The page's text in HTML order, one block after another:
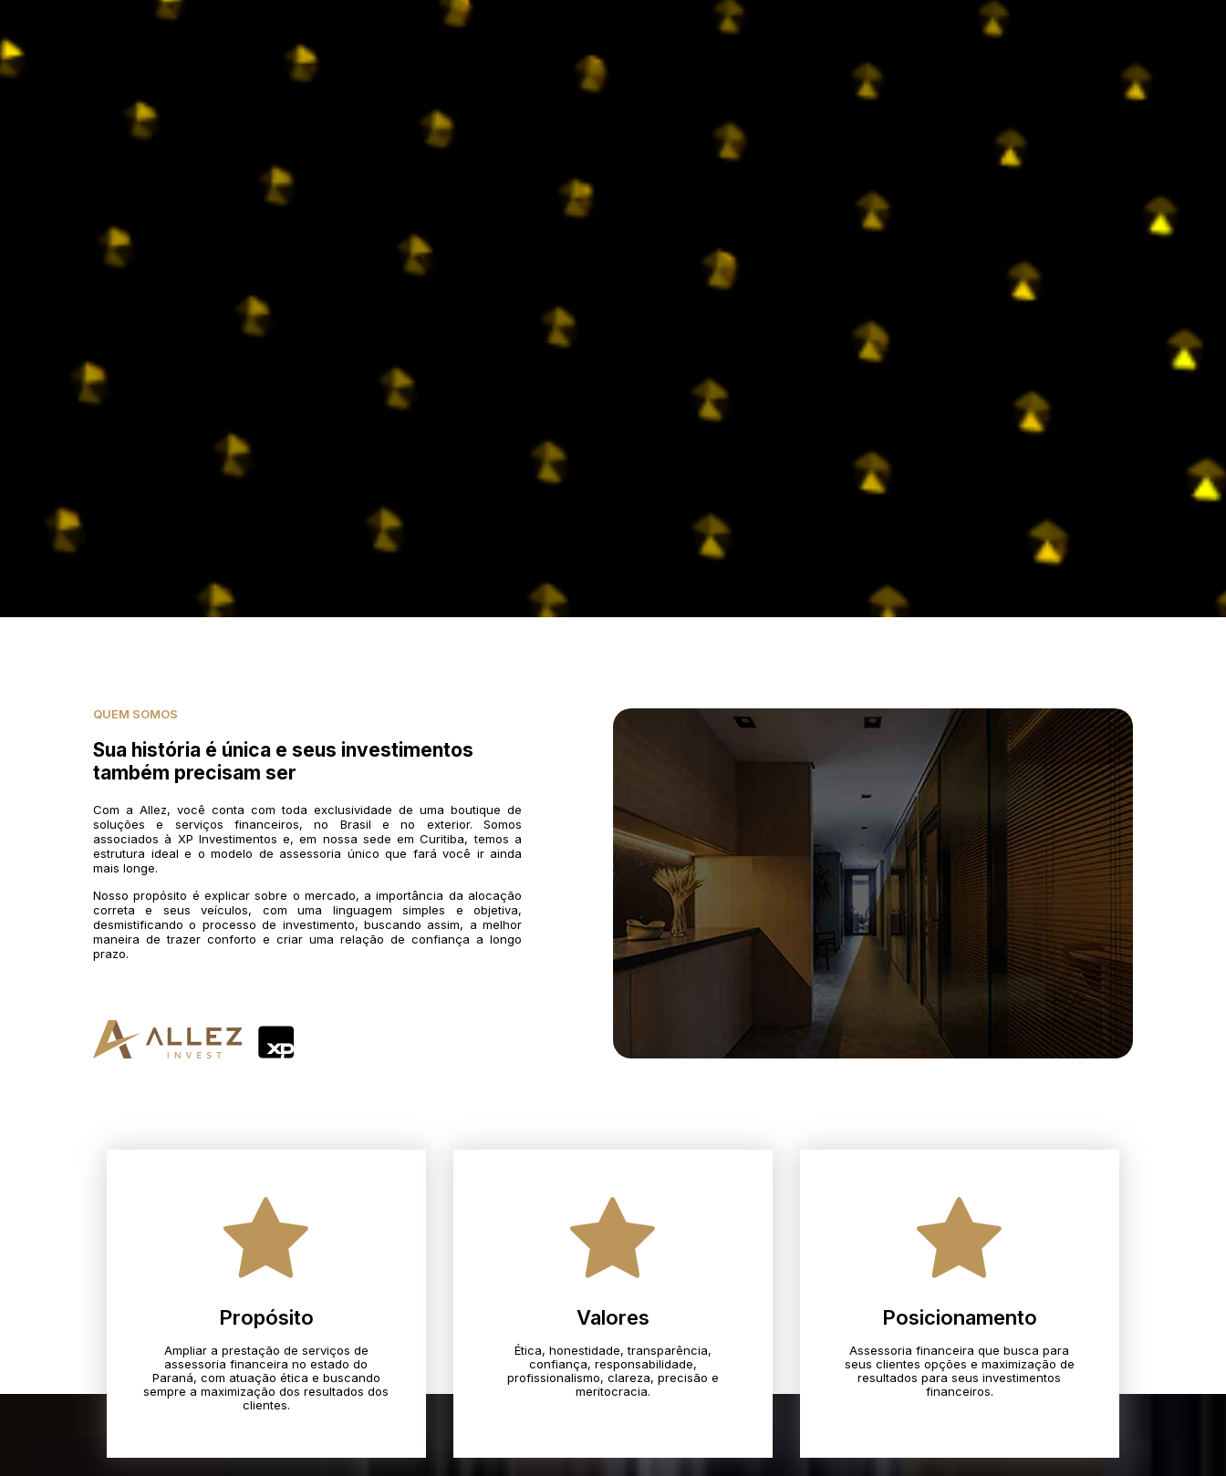
QUEM SOMOS
Sua história é única e seus investimentos
também precisam ser
Com a Allez, você conta com toda exclusividade de uma boutique de
soluções e serviços financeiros, no Brasil e no exterior. Somos
associados à XP Investimentos e, em nossa sede em Curitiba, temos a
estrutura ideal e o modelo de assessoria único que fará você ir ainda
mais longe.
Nosso propósito é explicar sobre o mercado, a importância da alocação
correta e seus veículos, com uma linguagem simples e objetiva,
desmistificando o processo de investimento, buscando assim, a melhor
maneira de trazer conforto e criar uma relação de confiança a longo
prazo.
Propósito
Ampliar a prestação de serviços de
assessoria financeira no estado do
Paraná, com atuação ética e buscando
sempre a maximização dos resultados dos
clientes.
Valores
Ética, honestidade, transparência,
confiança, responsabilidade,
profissionalismo, clareza, precisão e
meritocracia.​
Posicionamento
Assessoria financeira que busca para
seus clientes opções e maximização de
resultados para seus investimentos
financeiros.